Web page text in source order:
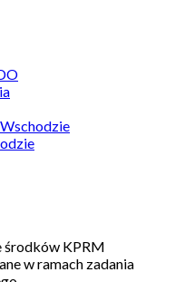
środków KPRM
w ramach zadania